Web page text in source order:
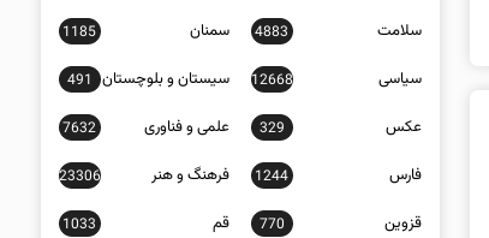
سلامت 4883 سمنان 1185
سیاسی 12668 سیستان و بلوچستان 491
عکس 329 علمی و فناوری 7632
فارس 1244 فرهنگ و هنر 23306
قزوین 770 قم 1033